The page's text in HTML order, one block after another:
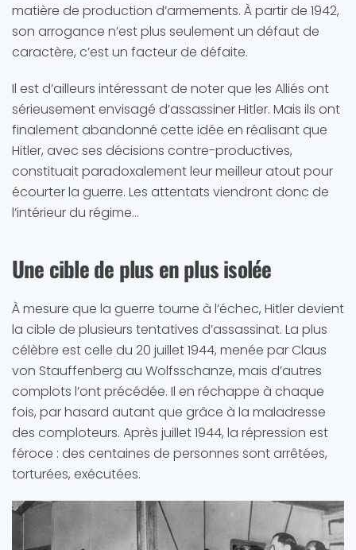
matière de production d’armements. À partir de 1942,
son arrogance n’est plus seulement un défaut de
caractère, c’est un facteur de défaite.
Il est d’ailleurs intéressant de noter que les Alliés ont
sérieusement envisagé d’assassiner Hitler. Mais ils ont
finalement abandonné cette idée en réalisant que
Hitler, avec ses décisions contre-productives,
constituait paradoxalement leur meilleur atout pour
écourter la guerre. Les attentats viendront donc de
l’intérieur du régime…
Une cible de plus en plus isolée
À mesure que la guerre tourne à l’échec, Hitler devient
la cible de plusieurs tentatives d’assassinat. La plus
célèbre est celle du 20 juillet 1944, menée par Claus
von Stauffenberg au Wolfsschanze, mais d’autres
complots l’ont précédée. Il en réchappe à chaque
fois, par hasard autant que grâce à la maladresse
des comploteurs. Après juillet 1944, la répression est
féroce : des centaines de personnes sont arrêtées,
torturées, exécutées.